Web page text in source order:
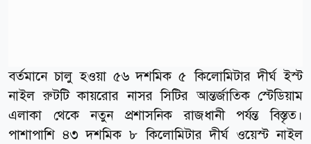
বর্তমানে চালু হওয়া ৫৬ দশমিক ৫ কিলোমিটার দীর্ঘ ইস্ট
নাইল রুটটি কায়রোর নাসর সিটির আন্তর্জাতিক স্টেডিয়াম
এলাকা থেকে নতুন প্রশাসনিক রাজধানী পর্যন্ত বিস্তৃত।
পাশাপাশি ৪৩ দশমিক ৮ কিলোমিটার দীর্ঘ ওয়েস্ট নাইল